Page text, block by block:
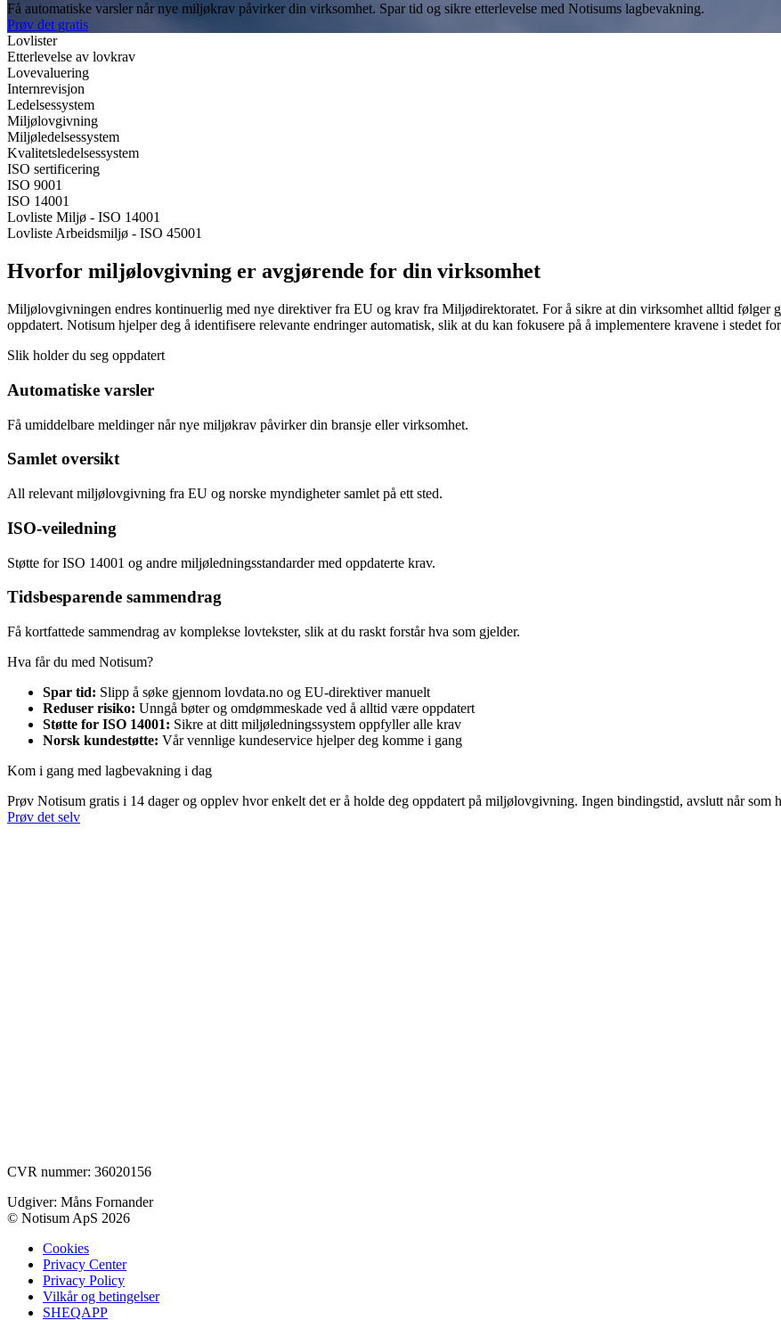
Få automatiske varsler når nye miljøkrav påvirker din virksomhet. Spar tid og sikre etterlevelse med Notisums lagbevakning.
Prøv det gratis
Lovlister
Etterlevelse av lovkrav
Lovevaluering
Internrevisjon
Ledelsessystem
Miljølovgivning
Miljøledelsessystem
Kvalitetsledelsessystem
ISO sertificering
ISO 9001
ISO 14001
Lovliste Miljø - ISO 14001
Lovliste Arbeidsmiljø - ISO 45001
Hvorfor miljølovgivning er avgjørende for din virksomhet
Miljølovgivningen endres kontinuerlig med nye direktiver fra EU og krav fra Miljødirektoratet. For å sikre at din virksomhet alltid følger
oppdatert. Notisum hjelper deg å identifisere relevante endringer automatisk, slik at du kan fokusere på å implementere kravene i stedet
Slik holder du seg oppdatert
Automatiske varsler
Få umiddelbare meldinger når nye miljøkrav påvirker din bransje eller virksomhet.
Samlet oversikt
All relevant miljølovgivning fra EU og norske myndigheter samlet på ett sted.
ISO-veiledning
Støtte for ISO 14001 og andre miljøledningsstandarder med oppdaterte krav.
Tidsbesparende sammendrag
Få kortfattede sammendrag av komplekse lovtekster, slik at du raskt forstår hva som gjelder.
Hva får du med Notisum?
Spar tid: Slipp å søke gjennom lovdata.no og EU-direktiver manuelt
Reduser risiko: Unngå bøter og omdømmeskade ved å alltid være oppdatert
Støtte for ISO 14001: Sikre at ditt miljøledningssystem oppfyller alle krav
Norsk kundestøtte: Vår vennlige kundeservice hjelper deg komme i gang
Kom i gang med lagbevakning i dag
Prøv Notisum gratis i 14 dager og opplev hvor enkelt det er å holde deg oppdatert på miljølovgivning. Ingen bindingstid, avslutt når som
Prøv det selv
CVR nummer: 36020156
Udgiver: Måns Fornander
© Notisum ApS 2026
Cookies
Privacy Center
Privacy Policy
Vilkår og betingelser
SHEQAPP